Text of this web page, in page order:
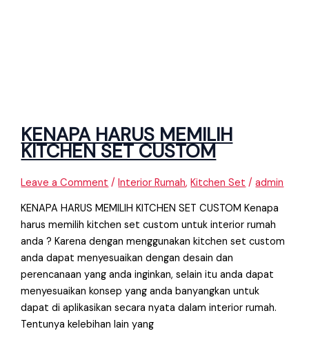
KENAPA HARUS MEMILIH
KITCHEN SET CUSTOM
Leave a Comment /Interior Rumah,Kitchen Set /admin
KENAPA HARUS MEMILIH KITCHEN SET CUSTOM Kenapa
harus memilih kitchen set custom untuk interior rumah
anda ? Karena dengan menggunakan kitchen set custom
anda dapat menyesuaikan dengan desain dan
perencanaan yang anda inginkan, selain itu anda dapat
menyesuaikan konsep yang anda banyangkan untuk
dapat di aplikasikan secara nyata dalam interior rumah.
Tentunya kelebihan lain yang